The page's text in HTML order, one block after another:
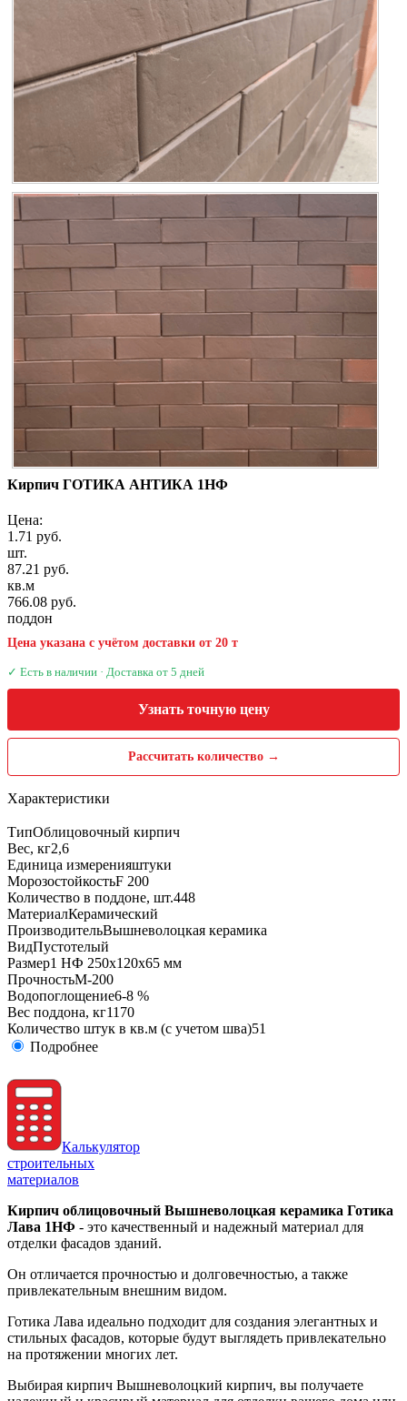
Кирпич ГОТИКА АНТИКА 1НФ
Цена:
1.71 руб.
шт.
87.21 руб.
кв.м
766.08 руб.
поддон
Цена указана с учётом доставки от 20 т
✓ Есть в наличии · Доставка от 5 дней
Узнать точную цену
Рассчитать количество →
Характеристики
ТипОблицовочный кирпич
Вес, кг2,6
Единица измеренияштуки
МорозостойкостьF 200
Количество в поддоне, шт.448
МатериалКерамический
ПроизводительВышневолоцкая керамика
ВидПустотелый
Размер1 НФ 250х120х65 мм
ПрочностьМ-200
Водопоглощение6-8 %
Вес поддона, кг1170
Количество штук в кв.м (с учетом шва)51
Подробнее
Калькулятор
строительных
материалов
Кирпич облицовочный Вышневолоцкая керамика Готика
Лава 1НФ - это качественный и надежный материал для
отделки фасадов зданий.
Он отличается прочностью и долговечностью, а также
привлекательным внешним видом.
Готика Лава идеально подходит для создания элегантных и
стильных фасадов, которые будут выглядеть привлекательно
на протяжении многих лет.
Выбирая кирпич Вышневолоцкий кирпич, вы получаете